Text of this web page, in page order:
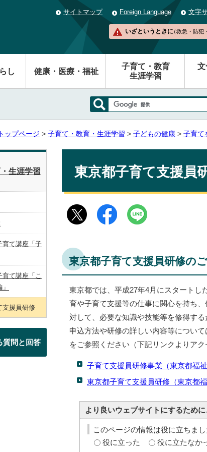
サイトマップ Foreign Language 文字
いざというときに（救急・防犯
し 健康・医療・福祉
子育て・教育
生涯学習
文
トップページ > 子育て・教育・生涯学習 > 子どもの健康 > 子育て
東京都子育て支援員
東京都子育て支援員研修の
東京都では、平成27年4月にスタートし
育や子育て支援等の仕事に関心を持ち
対して、必要な知識や技能等を修得す
申込方法や研修の詳しい内容等につい
をご参照ください（下記リンクよりアク
子育て支援員研修事業（東京都福祉
東京都子育て支援員研修（東京都福
より良いウェブサイトにするため
このページの情報は役に立ちまし
役に立った
役に立たなか
生涯学習
育て講座「子
て講座「こ
支援員研修
質問と回答